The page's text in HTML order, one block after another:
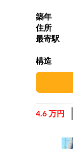
築年
住所
最寄駅
構造
4.6 万円